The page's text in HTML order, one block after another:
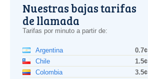
Nuestras bajas tarifas
de llamada
Tarifas por minuto a partir de:
Argentina
0.7¢
Chile
1.5¢
Colombia
3.5¢